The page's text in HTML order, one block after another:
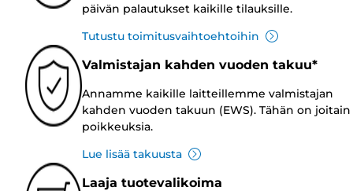
päivän palautukset kaikille tilauksille.
Tutustu toimitusvaihtoehtoihin
Valmistajan kahden vuoden takuu*
Annamme kaikille laitteillemme valmistajan
kahden vuoden takuun (EWS). Tähän on joitain
poikkeuksia.
Lue lisää takuusta
Laaja tuotevalikoima